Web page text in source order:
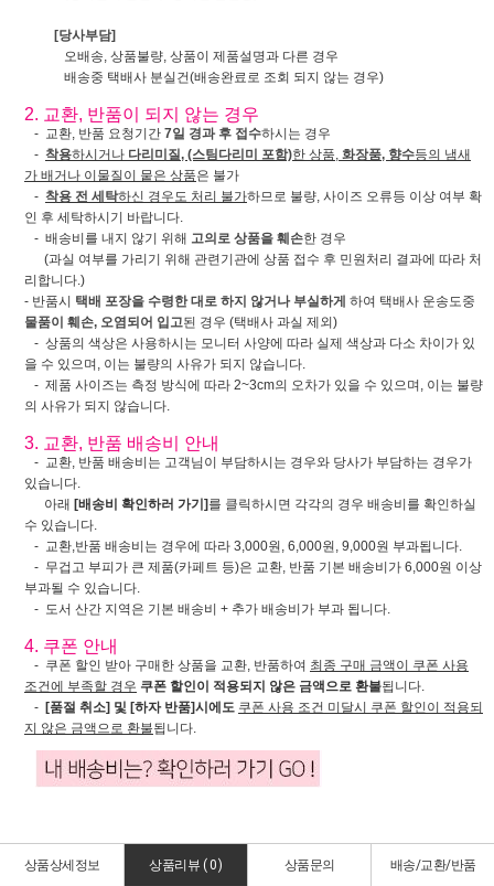
[당사부담]
오배송, 상품불량, 상품이 제품설명과 다른 경우
배송중 택배사 분실건(배송완료로 조회 되지 않는 경우)
2. 교환, 반품이 되지 않는 경우
- 교환, 반품 요청기간 7일 경과 후 접수하시는 경우
- 착용하시거나 다리미질, (스팀다리미 포함)한 상품, 화장품, 향수등의 냄새
가 배거나 이물질이 뭍은 상품은 불가
- 착용 전 세탁하신 경우도 처리 불가하므로 불량, 사이즈 오류등 이상 여부 확
인 후 세탁하시기 바랍니다.
- 배송비를 내지 않기 위해 고의로 상품을 훼손한 경우
(과실 여부를 가리기 위해 관련기관에 상품 접수 후 민원처리 결과에 따라 처
리합니다.)
- 반품시 택배 포장을 수령한 대로 하지 않거나 부실하게 하여 택배사 운송도중
물품이 훼손, 오염되어 입고된 경우 (택배사 과실 제외)
- 상품의 색상은 사용하시는 모니터 사양에 따라 실제 색상과 다소 차이가 있
을 수 있으며, 이는 불량의 사유가 되지 않습니다.
- 제품 사이즈는 측정 방식에 따라 2~3cm의 오차가 있을 수 있으며, 이는 불량
의 사유가 되지 않습니다.
3. 교환, 반품 배송비 안내
- 교환, 반품 배송비는 고객님이 부담하시는 경우와 당사가 부담하는 경우가
있습니다.
아래 [배송비 확인하러 가기]를 클릭하시면 각각의 경우 배송비를 확인하실
수 있습니다.
- 교환,반품 배송비는 경우에 따라 3,000원, 6,000원, 9,000원 부과됩니다.
- 무겁고 부피가 큰 제품(카페트 등)은 교환, 반품 기본 배송비가 6,000원 이상
부과될 수 있습니다.
- 도서 산간 지역은 기본 배송비 + 추가 배송비가 부과 됩니다.
4. 쿠폰 안내
- 쿠폰 할인 받아 구매한 상품을 교환, 반품하여 최종 구매 금액이 쿠폰 사용
조건에 부족할 경우 쿠폰 할인이 적용되지 않은 금액으로 환불됩니다.
- [품절 취소] 및 [하자 반품]시에도 쿠폰 사용 조건 미달시 쿠폰 할인이 적용되
지 않은 금액으로 환불됩니다.
상품상세정보 상품리뷰 (0) 상품문의 배송/교환/반품